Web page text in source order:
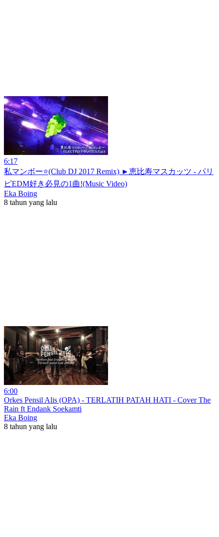
6:17
私マンボー⭐(Club DJ 2017 Remix) ►恵比寿マスカッツ - パリ
ピEDM好き必見の1曲!(Music Video)
Eka Boing
8 tahun yang lalu
6:00
Orkes Pensil Alis (OPA) - TERLATIH PATAH HATI - Cover The
Rain ft Endank Soekamti
Eka Boing
8 tahun yang lalu